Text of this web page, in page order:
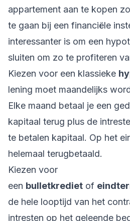
appartement aan te kopen
te gaan bij een financiële
interessanter is om een
sluiten om zo te profiteren
Kiezen voor een klassieke
lening moet maandelijks
Elke maand betaal je een
kapitaal terug plus de
te betalen kapitaal. Op het
helemaal terugbetaald.
Kiezen voor
een bulletkrediet of
de hele looptijd van het
intresten op het geleende